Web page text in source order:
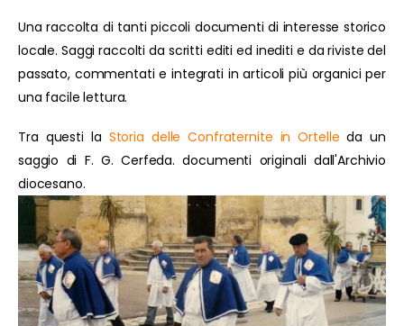
Una raccolta di tanti piccoli documenti di interesse storico
locale. Saggi raccolti da scritti editi ed inediti e da riviste del
passato, commentati e integrati in articoli più organici per
una facile lettura.
Tra questi la Storia delle Confraternite in Ortelle da un
saggio di F. G. Cerfeda. documenti originali dall'Archivio
diocesano.